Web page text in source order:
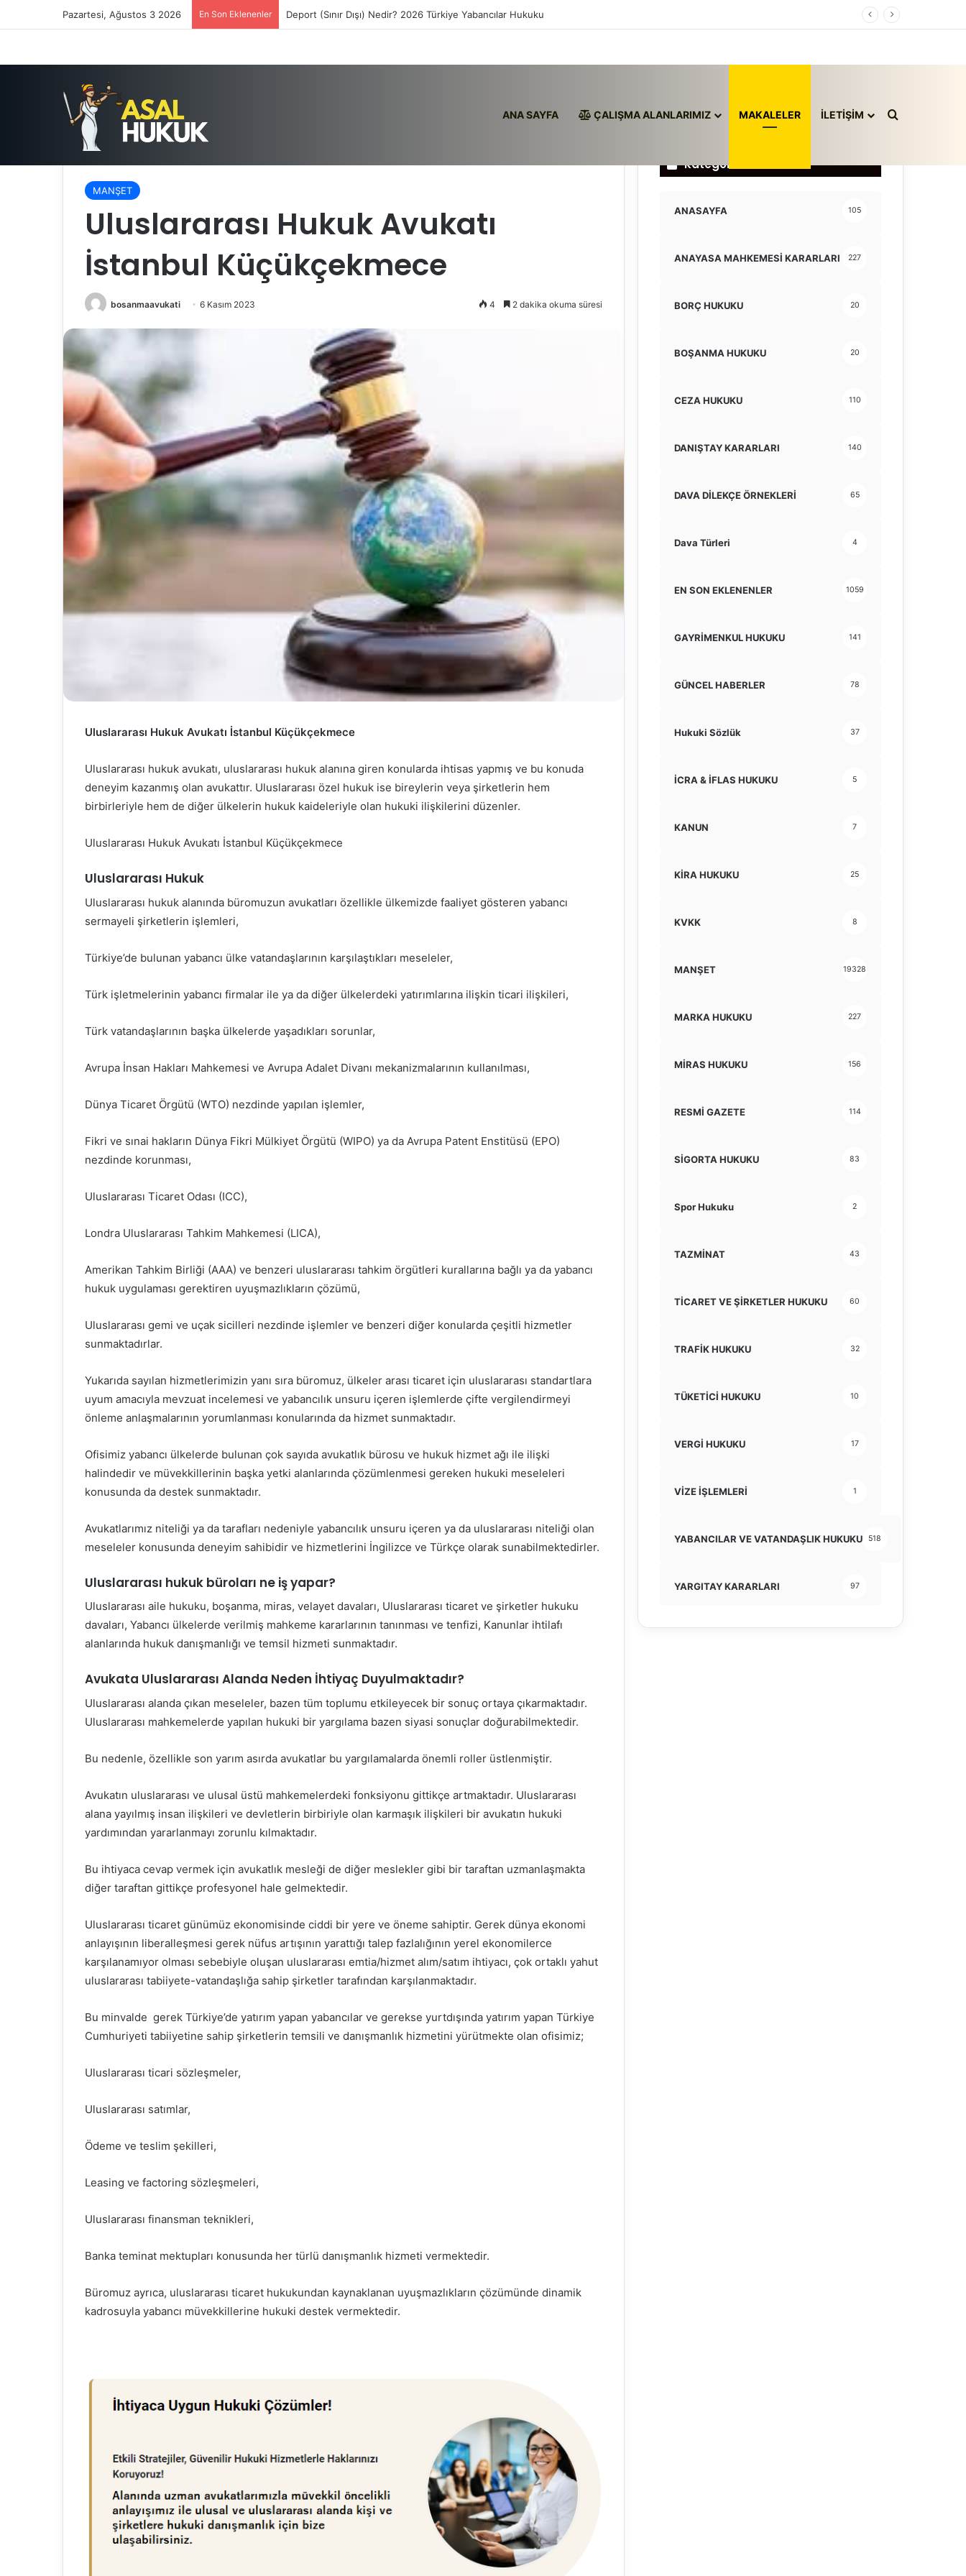
Pazartesi, Ağustos 3 2026 En Son Eklenenler Deport (Sınır Dışı) Nedir? 2026 Türkiye Yabancılar Hukuku
ANA SAYFA ÇALIŞMA ALANLARIMIZ MAKALELER İLETİŞİM Arama yap
MANŞET
Uluslararası Hukuk Avukatı
İstanbul Küçükçekmece
bosanmaavukati 6 Kasım 2023 4 2 dakika okuma süresi
Uluslararası Hukuk Avukatı İstanbul Küçükçekmece
Uluslararası hukuk avukatı, uluslararası hukuk alanına giren konularda ihtisas yapmış ve bu konuda
deneyim kazanmış olan avukattır. Uluslararası özel hukuk ise bireylerin veya şirketlerin hem
birbirleriyle hem de diğer ülkelerin hukuk kaideleriyle olan hukuki ilişkilerini düzenler.
Uluslararası Hukuk Avukatı İstanbul Küçükçekmece
Uluslararası Hukuk
Uluslararası hukuk alanında büromuzun avukatları özellikle ülkemizde faaliyet gösteren yabancı
sermayeli şirketlerin işlemleri,
Türkiye’de bulunan yabancı ülke vatandaşlarının karşılaştıkları meseleler,
Türk işletmelerinin yabancı firmalar ile ya da diğer ülkelerdeki yatırımlarına ilişkin ticari ilişkileri,
Türk vatandaşlarının başka ülkelerde yaşadıkları sorunlar,
Avrupa İnsan Hakları Mahkemesi ve Avrupa Adalet Divanı mekanizmalarının kullanılması,
Dünya Ticaret Örgütü (WTO) nezdinde yapılan işlemler,
Fikri ve sınai hakların Dünya Fikri Mülkiyet Örgütü (WIPO) ya da Avrupa Patent Enstitüsü (EPO)
nezdinde korunması,
Uluslararası Ticaret Odası (ICC),
Londra Uluslararası Tahkim Mahkemesi (LICA),
Amerikan Tahkim Birliği (AAA) ve benzeri uluslararası tahkim örgütleri kurallarına bağlı ya da yabancı
hukuk uygulaması gerektiren uyuşmazlıkların çözümü,
Uluslararası gemi ve uçak sicilleri nezdinde işlemler ve benzeri diğer konularda çeşitli hizmetler
sunmaktadırlar.
Yukarıda sayılan hizmetlerimizin yanı sıra büromuz, ülkeler arası ticaret için uluslararası standartlara
uyum amacıyla mevzuat incelemesi ve yabancılık unsuru içeren işlemlerde çifte vergilendirmeyi
önleme anlaşmalarının yorumlanması konularında da hizmet sunmaktadır.
Ofisimiz yabancı ülkelerde bulunan çok sayıda avukatlık bürosu ve hukuk hizmet ağı ile ilişki
halindedir ve müvekkillerinin başka yetki alanlarında çözümlenmesi gereken hukuki meseleleri
konusunda da destek sunmaktadır.
Avukatlarımız niteliği ya da tarafları nedeniyle yabancılık unsuru içeren ya da uluslararası niteliği olan
meseleler konusunda deneyim sahibidir ve hizmetlerini İngilizce ve Türkçe olarak sunabilmektedirler.
Uluslararası hukuk büroları ne iş yapar?
Uluslararası aile hukuku, boşanma, miras, velayet davaları, Uluslararası ticaret ve şirketler hukuku
davaları, Yabancı ülkelerde verilmiş mahkeme kararlarının tanınması ve tenfizi, Kanunlar ihtilafı
alanlarında hukuk danışmanlığı ve temsil hizmeti sunmaktadır.
Avukata Uluslararası Alanda Neden İhtiyaç Duyulmaktadır?
Uluslararası alanda çıkan meseleler, bazen tüm toplumu etkileyecek bir sonuç ortaya çıkarmaktadır.
Uluslararası mahkemelerde yapılan hukuki bir yargılama bazen siyasi sonuçlar doğurabilmektedir.
Bu nedenle, özellikle son yarım asırda avukatlar bu yargılamalarda önemli roller üstlenmiştir.
Avukatın uluslararası ve ulusal üstü mahkemelerdeki fonksiyonu gittikçe artmaktadır. Uluslararası
alana yayılmış insan ilişkileri ve devletlerin birbiriyle olan karmaşık ilişkileri bir avukatın hukuki
yardımından yararlanmayı zorunlu kılmaktadır.
Bu ihtiyaca cevap vermek için avukatlık mesleği de diğer meslekler gibi bir taraftan uzmanlaşmakta
diğer taraftan gittikçe profesyonel hale gelmektedir.
Uluslararası ticaret günümüz ekonomisinde ciddi bir yere ve öneme sahiptir. Gerek dünya ekonomi
anlayışının liberalleşmesi gerek nüfus artışının yarattığı talep fazlalığının yerel ekonomilerce
karşılanamıyor olması sebebiyle oluşan uluslararası emtia/hizmet alım/satım ihtiyacı, çok ortaklı yahut
uluslararası tabiiyete-vatandaşlığa sahip şirketler tarafından karşılanmaktadır.
Bu minvalde gerek Türkiye’de yatırım yapan yabancılar ve gerekse yurtdışında yatırım yapan Türkiye
Cumhuriyeti tabiiyetine sahip şirketlerin temsili ve danışmanlık hizmetini yürütmekte olan ofisimiz;
Uluslararası ticari sözleşmeler,
Uluslararası satımlar,
Ödeme ve teslim şekilleri,
Leasing ve factoring sözleşmeleri,
Uluslararası finansman teknikleri,
Banka teminat mektupları konusunda her türlü danışmanlık hizmeti vermektedir.
Büromuz ayrıca, uluslararası ticaret hukukundan kaynaklanan uyuşmazlıkların çözümünde dinamik
kadrosuyla yabancı müvekkillerine hukuki destek vermektedir.
Kategoriler
ANASAYFA 105
ANAYASA MAHKEMESİ KARARLARI 227
BORÇ HUKUKU 20
BOŞANMA HUKUKU 20
CEZA HUKUKU 110
DANIŞTAY KARARLARI 140
DAVA DİLEKÇE ÖRNEKLERİ 65
Dava Türleri 4
EN SON EKLENENLER 1059
GAYRİMENKUL HUKUKU 141
GÜNCEL HABERLER 78
Hukuki Sözlük 37
İCRA & İFLAS HUKUKU 5
KANUN 7
KİRA HUKUKU 25
KVKK 8
MANŞET 19328
MARKA HUKUKU 227
MİRAS HUKUKU 156
RESMİ GAZETE 114
SİGORTA HUKUKU 83
Spor Hukuku 2
TAZMİNAT 43
TİCARET VE ŞİRKETLER HUKUKU 60
TRAFİK HUKUKU 32
TÜKETİCİ HUKUKU 10
VERGİ HUKUKU 17
VİZE İŞLEMLERİ 1
YABANCILAR VE VATANDAŞLIK HUKUKU 518
YARGITAY KARARLARI 97